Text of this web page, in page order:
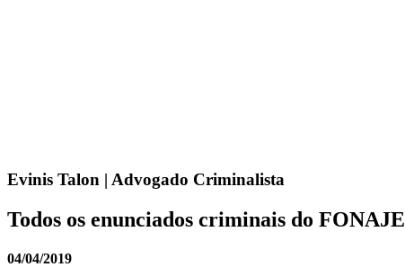
Evinis Talon | Advogado Criminalista
Todos os enunciados criminais do FONAJE
04/04/2019